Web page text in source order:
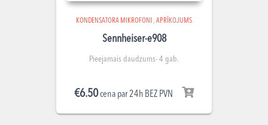
KONDENSATORA MIKROFONI , APRĪKOJUMS
Sennheiser-e908
Pieejamais daudzums- 4 gab.
€6.50cena par 24h BEZ PVN